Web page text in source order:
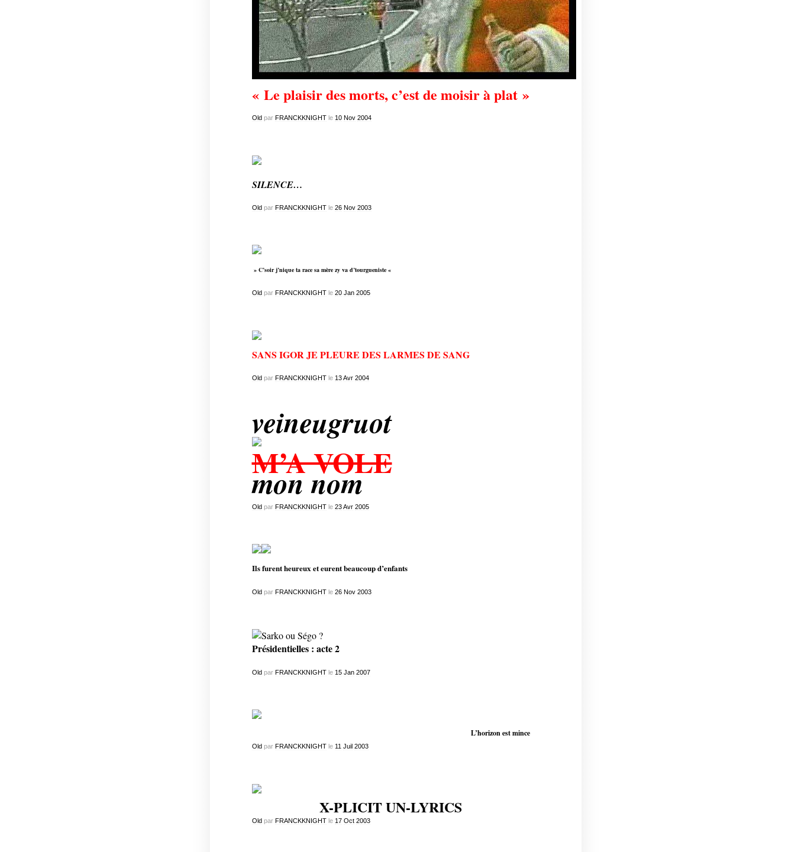
« Le plaisir des morts, c’est de moisir à plat »
Oldpar FRANCKKNIGHTle 10 Nov 2004
SILENCE…
Oldpar FRANCKKNIGHTle 26 Nov 2003
» C’soir j’nique ta race sa mère zy va d’tourgueniste «
Old par FRANCKKNIGHTle 20 Jan 2005
SANS IGOR JE PLEURE DES LARMES DE SANG
Old par FRANCKKNIGHTle 13 Avr 2004
veineugruot
M’A VOLE
mon nom
Oldpar FRANCKKNIGHTle 23 Avr 2005
Ils furent heureux et eurent beaucoup d’enfants
Oldpar FRANCKKNIGHTle 26 Nov 2003
Présidentielles : acte 2
Oldpar FRANCKKNIGHTle 15 Jan 2007
L’horizon est mince
Old par FRANCKKNIGHTle 11 Juil 2003
X-PLICIT UN-LYRICS
Old par FRANCKKNIGHTle 17 Oct 2003